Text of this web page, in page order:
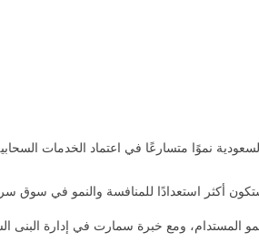
نموًا متسارعًا في اعتماد الخدمات
أكثر استعدادًا للمنافسة والنمو في سوق
المستدام، ومع خبرة سمارت في إدارة البنى